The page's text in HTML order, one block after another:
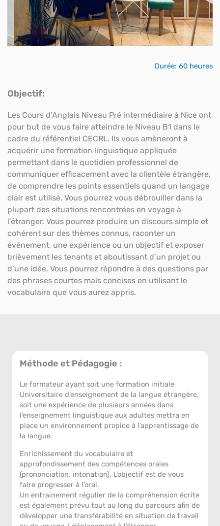
Durée: 60 heures
Objectif:
Les Cours d’Anglais Niveau Pré intermédiaire à Nice ont
pour but de vous faire atteindre le Niveau B1 dans le
cadre du référentiel CECRL. Ils vous amèneront à
acquérir une formation linguistique appliquée
permettant dans le quotidien professionnel de
communiquer efficacement avec la clientèle étrangère,
de comprendre les points essentiels quand un langage
clair est utilisé. Vous pourrez vous débrouiller dans la
plupart des situations rencontrées en voyage à
l’étranger. Vous pourrez produire un discours simple et
cohérent sur des thèmes connus, raconter un
événement, une expérience ou un objectif et exposer
brièvement les tenants et aboutissant d’un projet ou
d’une idée. Vous pourrez répondre à des questions par
des phrases courtes mais concises en utilisant le
vocabulaire que vous aurez appris.
Méthode et Pédagogie :
Le formateur ayant soit une formation initiale
Universitaire d’enseignement de la langue étrangère,
soit une expérience de plusieurs années dans
l’enseignement linguistique aux adultes mettra en
place un environnement propice à l’apprentissage de
la langue.
Enrichissement du vocabulaire et
approfondissement des compétences orales
(prononciation, intonation). L’objectif est de vous
faire progresser à l’oral.
Un entrainement régulier de la compréhension écrite
est également prévu tout au long du parcours afin de
développer une transférabilité en situation de travail